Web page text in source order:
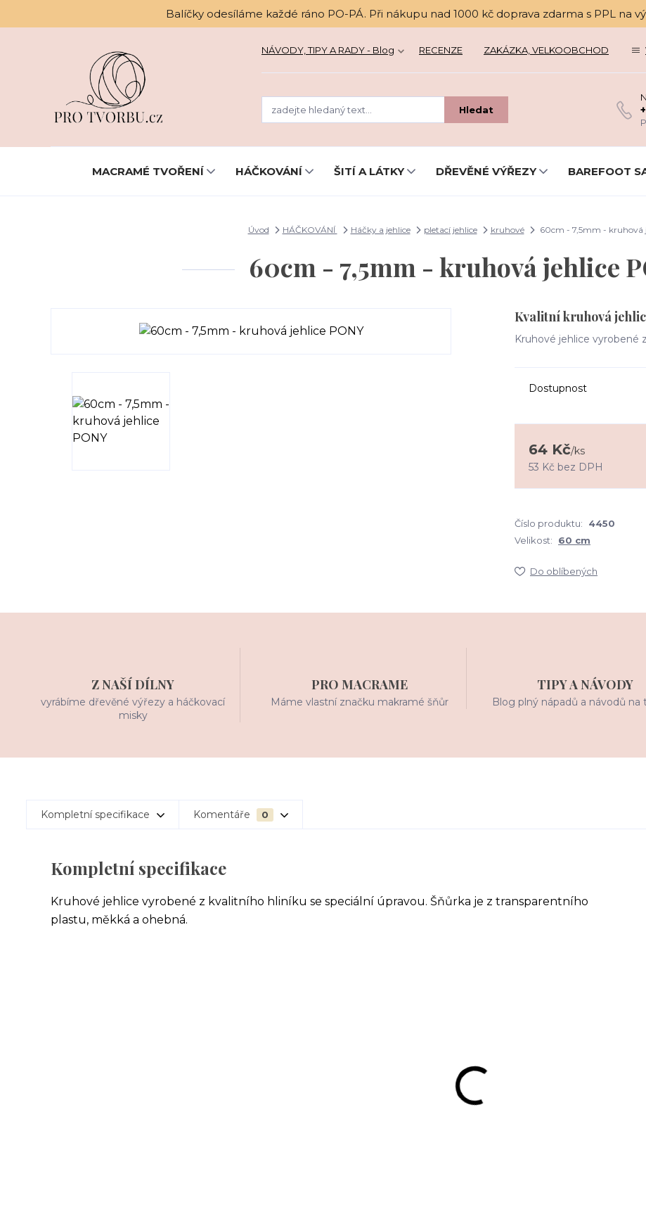
Balíčky odesíláme každé ráno PO-PÁ. Při nákupu nad 1000 kč doprava zdarma s PPL na
NÁVODY, TIPY A RADY - Blog RECENZE ZAKÁZKA, VELKOOBCHOD
Hledat
MACRAMÉ TVOŘENÍ HÁČKOVÁNÍ ŠITÍ A LÁTKY DŘEVĚNÉ VÝŘEZY BAREFOOT
Úvod HÁČKOVÁNÍ Háčky a jehlice pletací jehlice kruhové 60cm - 7,5mm - kruhová
60cm - 7,5mm - kruhová jehlice
Kvalitní kruhová
Kruhové jehlice vyrobené
Dostupnost
64 Kč/ks
53 Kč bez DPH
Číslo produktu: 4450
Velikost:
60 cm
Do oblíbených
Z NAŠÍ DÍLNY
vyrábíme dřevěné výřezy a háčkovací
misky
PRO MACRAME
Máme vlastní značku makramé šňůr
TIPY A NÁVODY
Blog plný nápadů a návodů na
Kompletní specifikace Komentáře 0
Kompletní specifikace
Kruhové jehlice vyrobené z kvalitního hliníku se speciální úpravou. Šňůrka je z transparentního
plastu, měkká a ohebná.